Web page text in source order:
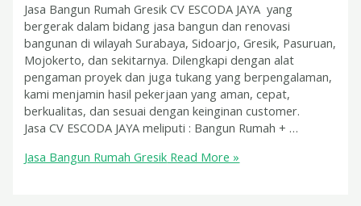
Jasa Bangun Rumah Gresik CV ESCODA JAYA yang
bergerak dalam bidang jasa bangun dan renovasi
bangunan di wilayah Surabaya, Sidoarjo, Gresik, Pasuruan,
Mojokerto, dan sekitarnya. Dilengkapi dengan alat
pengaman proyek dan juga tukang yang berpengalaman,
kami menjamin hasil pekerjaan yang aman, cepat,
berkualitas, dan sesuai dengan keinginan customer.
Jasa CV ESCODA JAYA meliputi : Bangun Rumah + …
Jasa Bangun Rumah Gresik Read More »